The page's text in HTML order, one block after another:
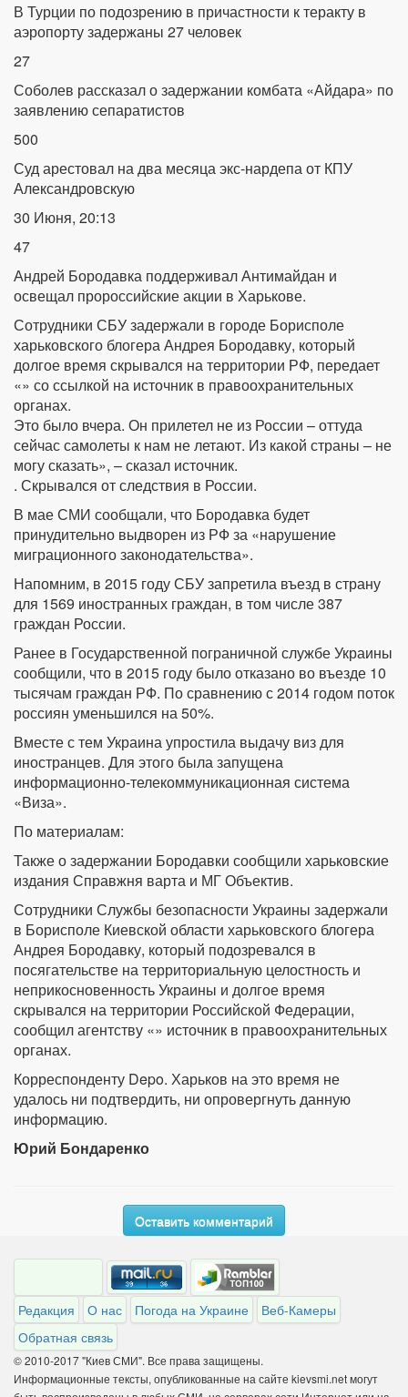
В Турции по подозрению в причастности к теракту в
аэропорту задержаны 27 человек
27
Соболев рассказал о задержании комбата «Айдара» по
заявлению сепаратистов
500
Суд арестовал на два месяца экс-нардепа от КПУ
Александровскую
30 Июня, 20:13
47
Андрей Бородавка поддерживал Антимайдан и
освещал пророссийские акции в Харькове.
Сотрудники СБУ задержали в городе Борисполе
харьковского блогера Андрея Бородавку, который
долгое время скрывался на территории РФ, передает
«» со ссылкой на источник в правоохранительных
органах.
Это было вчера. Он прилетел не из России – оттуда
сейчас самолеты к нам не летают. Из какой страны – не
могу сказать», – сказал источник.
. Скрывался от следствия в России.
В мае СМИ сообщали, что Бородавка будет
принудительно выдворен из РФ за «нарушение
миграционного законодательства».
Напомним, в 2015 году СБУ запретила въезд в страну
для 1569 иностранных граждан, в том числе 387
граждан России.
Ранее в Государственной пограничной службе Украины
сообщили, что в 2015 году было отказано во въезде 10
тысячам граждан РФ. По сравнению с 2014 годом поток
россиян уменьшился на 50%.
Вместе с тем Украина упростила выдачу виз для
иностранцев. Для этого была запущена
информационно-телекоммуникационная система
«Виза».
По материалам:
Также о задержании Бородавки сообщили харьковские
издания Справжня варта и МГ Объектив.
Сотрудники Службы безопасности Украины задержали
в Борисполе Киевской области харьковского блогера
Андрея Бородавку, который подозревался в
посягательстве на территориальную целостность и
неприкосновенность Украины и долгое время
скрывался на территории Российской Федерации,
сообщил агентству «» источник в правоохранительных
органах.
Корреспонденту Depo. Харьков на это время не
удалось ни подтвердить, ни опровергнуть данную
информацию.
Юрий Бондаренко
Оставить комментарий
Редакция О нас Погода на Украине
Веб-Камеры
Обратная связь
© 2010-2017 "Киев СМИ". Все права защищены.
Информационные тексты, опубликованные на сайте kievsmi.net могут